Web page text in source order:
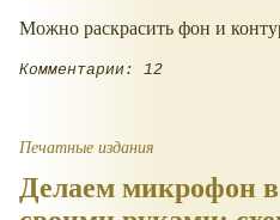
Можно раскрасить фон и
Комментарии: 12
Печатные издания
Делаем микрофон